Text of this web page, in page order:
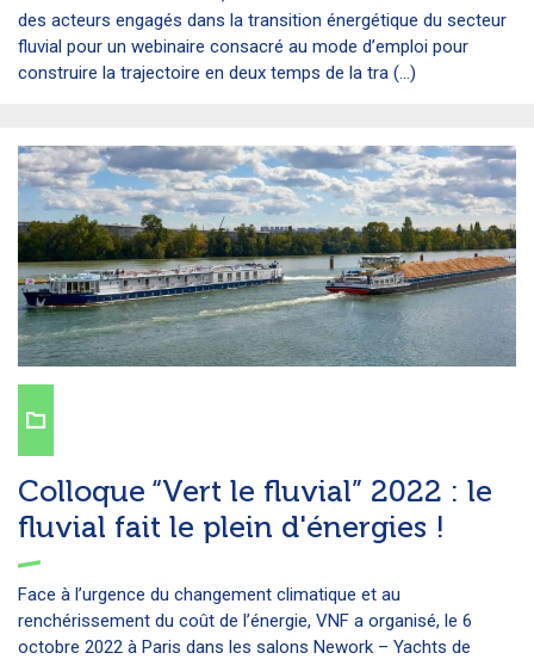
des acteurs engagés dans la transition énergétique du secteur
fluvial pour un webinaire consacré au mode d’emploi pour
construire la trajectoire en deux temps de la tra (...)
Colloque “Vert le fluvial” 2022 : le
fluvial fait le plein d'énergies !
Face à l’urgence du changement climatique et au
renchérissement du coût de l’énergie, VNF a organisé, le 6
octobre 2022 à Paris dans les salons Nework – Yachts de